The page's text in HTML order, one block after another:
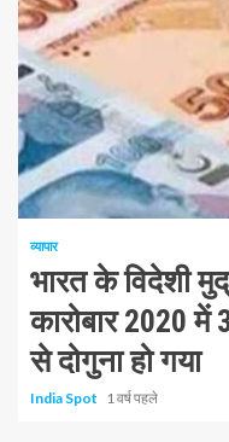
1 न्यूनतम पढ़ा
व्यापार
भारत के विदेशी
कारोबार 2020 में
से दोगुना हो गया
India Spot 1 वर्ष पहले